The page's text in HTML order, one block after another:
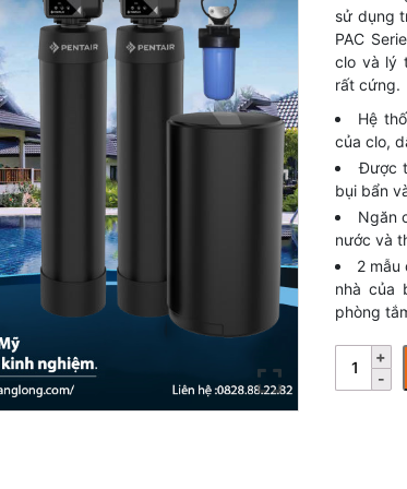
sử dụng
PAC
clo và lý
rất cứng.
Hệ
của clo,
Được
bụi bẩn
Ngăn
nước và
2 mẫu
nhà của
phòng